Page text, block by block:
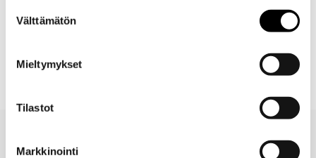
valinta
Välttämätön
Mieltymykset
Tilastot
Markkinointi
Mitat
Toimitus